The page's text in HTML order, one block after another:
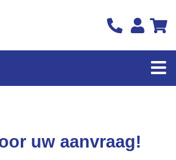
uw aanvraag!